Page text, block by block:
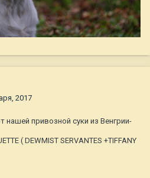
2017
нашей привозной суки из Венгрии-
( DEWMIST SERVANTES +TIFFANY